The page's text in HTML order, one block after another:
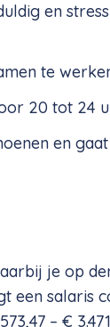
en
te
20 tot 24
en
je op
een salaris
– €